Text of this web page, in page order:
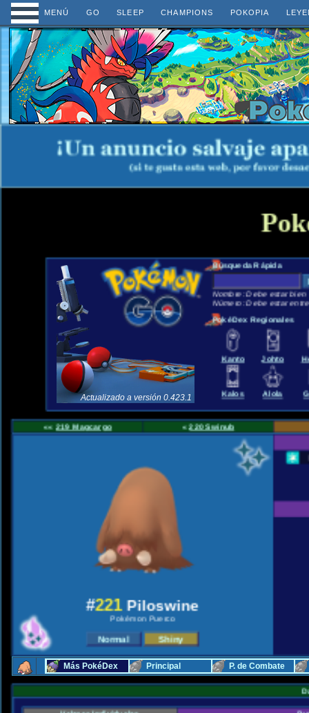
MENÚ GO SLEEP CHAMPIONS POKOPIA
Actualizado a versión 0.423.1
Búsqueda Rápida
Nombre: Debe estar bien
Número: Debe estar
PokéDex Regionales
Kanto Johto
Kalos Alola
««219 Magcargo «220 Swinub
#221 Piloswine
Pokémon Puerco
Más PokéDex Principal P. de Combate